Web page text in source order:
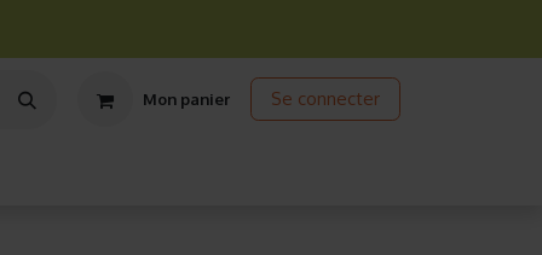
Mon panier Se connecter